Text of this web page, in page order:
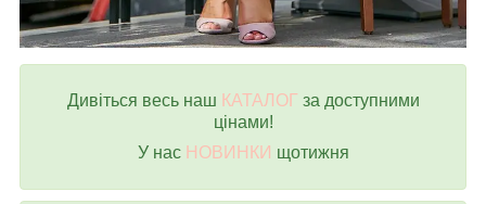
Дивіться весь наш КАТАЛОГ за доступними
цінами!
У нас НОВИНКИ щотижня